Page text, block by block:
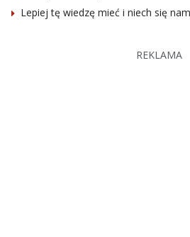
Lepiej tę wiedzę mieć i niech się
REKLAMA